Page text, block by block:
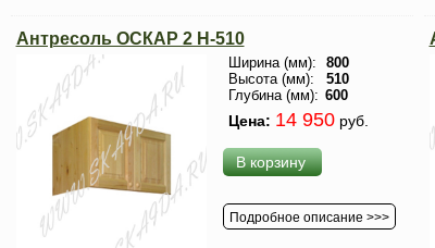
Антресоль ОСКАР 2 H-510
Ширина (мм):
800
Высота (мм):
510
Глубина (мм): 600
Цена: 14 950руб.
В корзину
Подробное описание >>>